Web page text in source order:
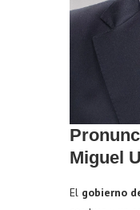
Miguel
El gobierno